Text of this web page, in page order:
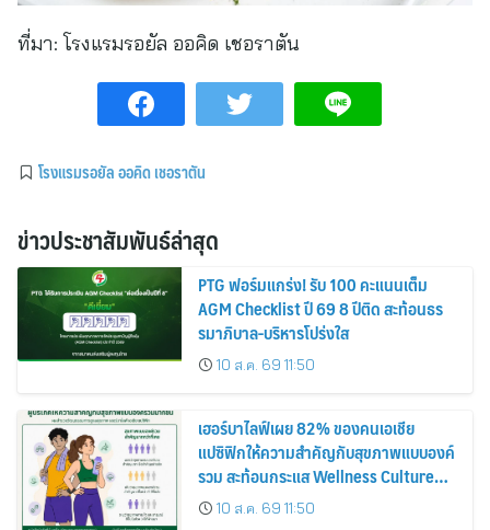
ที่มา: โรงแรมรอยัล ออคิด เชอราตัน
โรงแรมรอยัล ออคิด เชอราตัน
ข่าวประชาสัมพันธ์ล่าสุด
PTG ฟอร์มแกร่ง! รับ 100 คะแนนเต็ม
AGM Checklist ปี 69 8 ปีติด สะท้อนธร
รมาภิบาล-บริหารโปร่งใส
10 ส.ค. 69 11:50
เฮอร์บาไลฟ์เผย 82% ของคนเอเชีย
แปซิฟิกให้ความสำคัญกับสุขภาพแบบองค์
รวม สะท้อนกระแส Wellness Culture
เติบโตต่อเนื่อง
10 ส.ค. 69 11:50